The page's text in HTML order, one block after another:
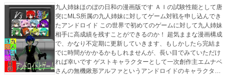
九人姉妹ほのぼの日和の漫画版です ＡＩの試験性能として唐
突にMLS所属の九人姉妹に対してゲーム対戦を申し込んでき
たアンドロイド この世界で初めてのゲームに対して九人姉妹
相手に高成績を残すことができるのか！ 超気ままな漫画構成
で、かなり不定期に更新していきます、もしかしたら完結ま
でに時間がかかるかもしれませんが、長い目でみていただけ
れば幸いです ゲストキャラクターとして一次創作主エムナベ
さんの無機鍬形アルファというアンドロイドのキャラクター